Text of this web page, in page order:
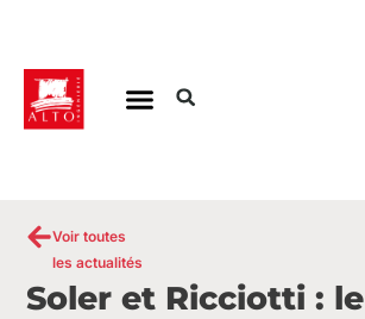
Voir toutes
les actualités
Soler et Ricciotti : le